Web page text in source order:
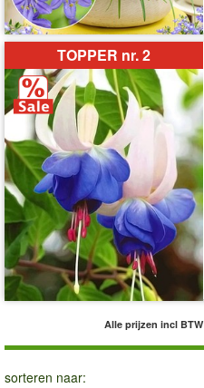
TOPPER nr. 2
Alle prijzen incl BTW
sorteren naar: